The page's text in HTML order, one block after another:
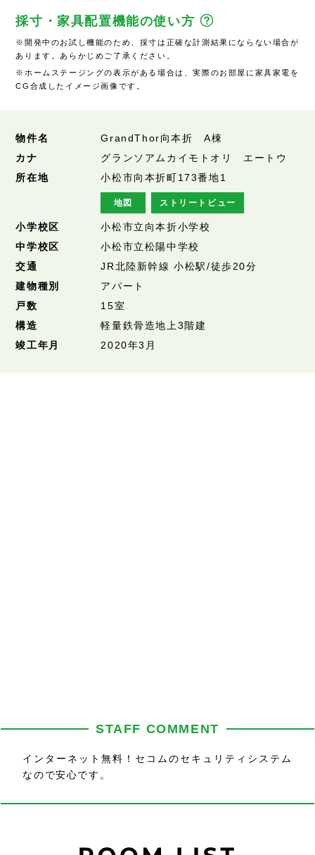
採寸・家具配置機能の使い方
※開発中のお試し機能のため、採寸は正確な計測結果にならない場合が
あります。あらかじめご了承ください。
※ホームステージングの表示がある場合は、実際のお部屋に家具家電を
CG合成したイメージ画像です。
物件名
GrandThor向本折 A棟
カナ
グランソアムカイモトオリ エートウ
所在地
小松市向本折町173番地1
地図 ストリートビュー
小学校区
小松市立向本折小学校
中学校区
小松市立松陽中学校
交通
JR北陸新幹線 小松駅/徒歩20分
建物種別
アパート
戸数
15室
構造
軽量鉄骨造地上3階建
竣工年月
2020年3月
STAFF COMMENT
インターネット無料！セコムのセキュリティシステム
なので安心です。